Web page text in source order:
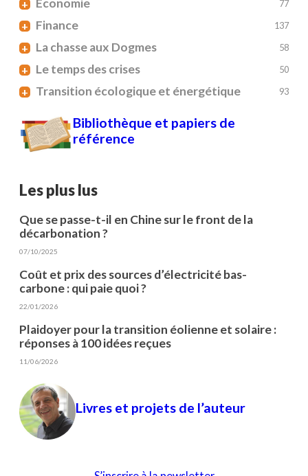
+ Economie 77
+ Finance 137
+ La chasse aux Dogmes 58
+ Le temps des crises 50
+ Transition écologique et énergétique 93
Bibliothèque et papiers de
référence
Les plus lus
Que se passe-t-il en Chine sur le front de la
décarbonation ?
07/10/2025
Coût et prix des sources d’électricité bas-
carbone : qui paie quoi ?
22/01/2026
Plaidoyer pour la transition éolienne et solaire :
réponses à 100 idées reçues
11/06/2026
Livres et projets de l’auteur